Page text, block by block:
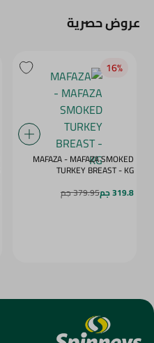
عروض حصرية
16‎%‎
MAFAZA - MAFAZA SMOKED
TURKEY BREAST - KG
319.8 جم
379.95 جم